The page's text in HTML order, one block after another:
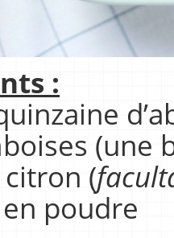
:
(une
(
poudre